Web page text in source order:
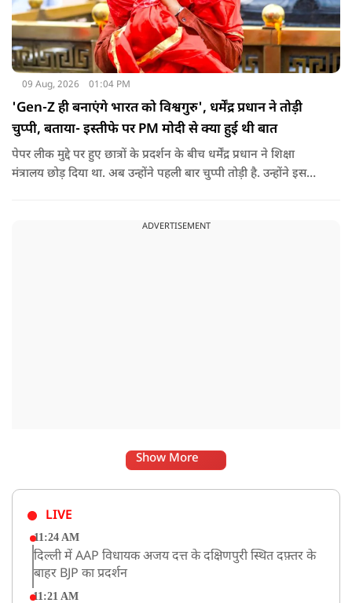
09 Aug, 2026 01:04 PM
'Gen-Z ही बनाएंगे भारत को विश्वगुरु', धर्मेंद्र प्रधान ने तोड़ी
चुप्पी, बताया- इस्तीफे पर PM मोदी से क्या हुई थी बात
पेपर लीक मुद्दे पर हुए छात्रों के प्रदर्शन के बीच धर्मेंद्र प्रधान ने शिक्षा
मंत्रालय छोड़ दिया था. अब उन्होंने पहली बार चुप्पी तोड़ी है. उन्होंने इस
ADVERTISEMENT
Show More
LIVE
11:24 AM
दिल्ली में AAP विधायक अजय दत्त के दक्षिणपुरी स्थित दफ़्तर के
बाहर BJP का प्रदर्शन
11:21 AM